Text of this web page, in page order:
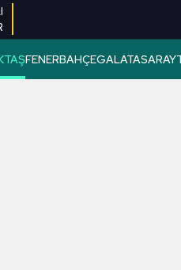
FENERBAHÇEGALATASARAY